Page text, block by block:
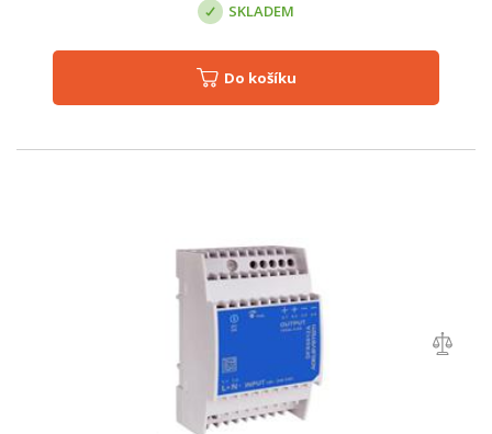
SKLADEM
Do košíku